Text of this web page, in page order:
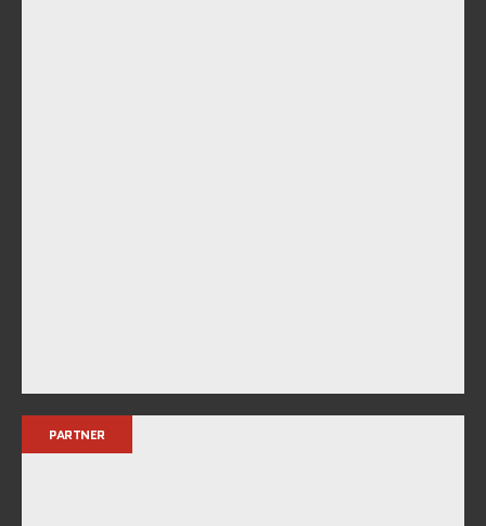
PARTNER